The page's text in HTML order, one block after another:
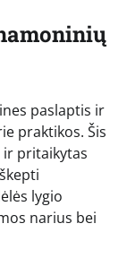
paslaptis ir
praktikos. Šis
ir pritaikytas
lygio
narius bei